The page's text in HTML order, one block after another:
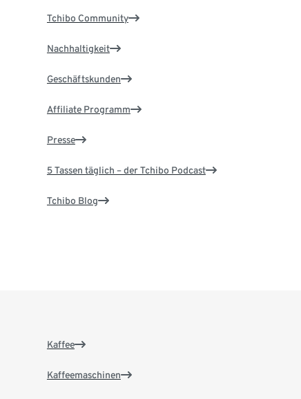
Tchibo Community
Nachhaltigkeit
Geschäftskunden
Affiliate Programm
Presse
5 Tassen täglich – der Tchibo Podcast
Tchibo Blog
Kaffee
Kaffeemaschinen